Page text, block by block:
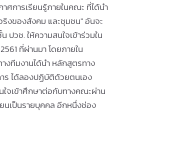
ศการเรียนรู้ภายในคณะ ที่ได้นำ
งของสังคม และชุมชน" อันจะ
ช. ให้ความสนใจเข้าร่วมใน
ที่ผ่านมา โดยภายใน
งทีมงานได้นำ หลักสูตรทาง
ร ได้ลองปฏิบัติด้วยตนเอง
ใจเข้าศึกษาต่อกับทางคณะผ่าน
นเป็นรายบุคคล อีกหนึ่งช่อง